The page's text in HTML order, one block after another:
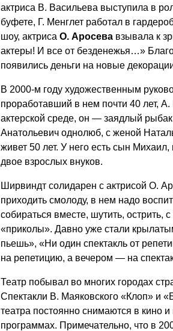
актриса В. Васильева выступила в
буфете, Г. Менглет работал в
шоу, актриса О. Аросева взывала к
актеры! И все от безденежья…»
появились деньги на новые
В 2000-м году художественным
проработавший в нем почти 40 лет,
актерской среде, он — заядлый
Анатольевич однолюб, с женой
живет 50 лет. У него есть сын
двое взрослых внуков.
Ширвиндт солидарен с актрисой О.
приходить смолоду, в нем надо
собираться вместе, шутить,
«приколы». Давно уже стали
пьешь», «Ни один спектакль от
на репетицию, а вечером — на
Театр побывал во многих городах
Спектакли В. Маяковского «Клоп» и
театра постоянно снимаются в кино
программах. Примечательно, что в